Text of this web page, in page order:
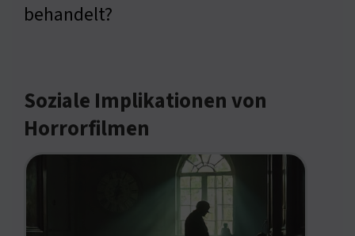
behandelt?
Soziale Implikationen von
Horrorfilmen